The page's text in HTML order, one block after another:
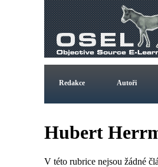
Redakce Autoři
Hubert
V této rubrice nejsou žádné